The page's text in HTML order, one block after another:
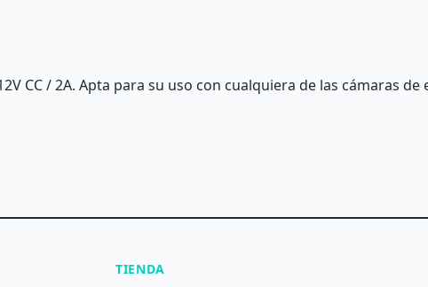
CC / 2A. Apta para su uso con cualquiera de las cámaras de
TIENDA